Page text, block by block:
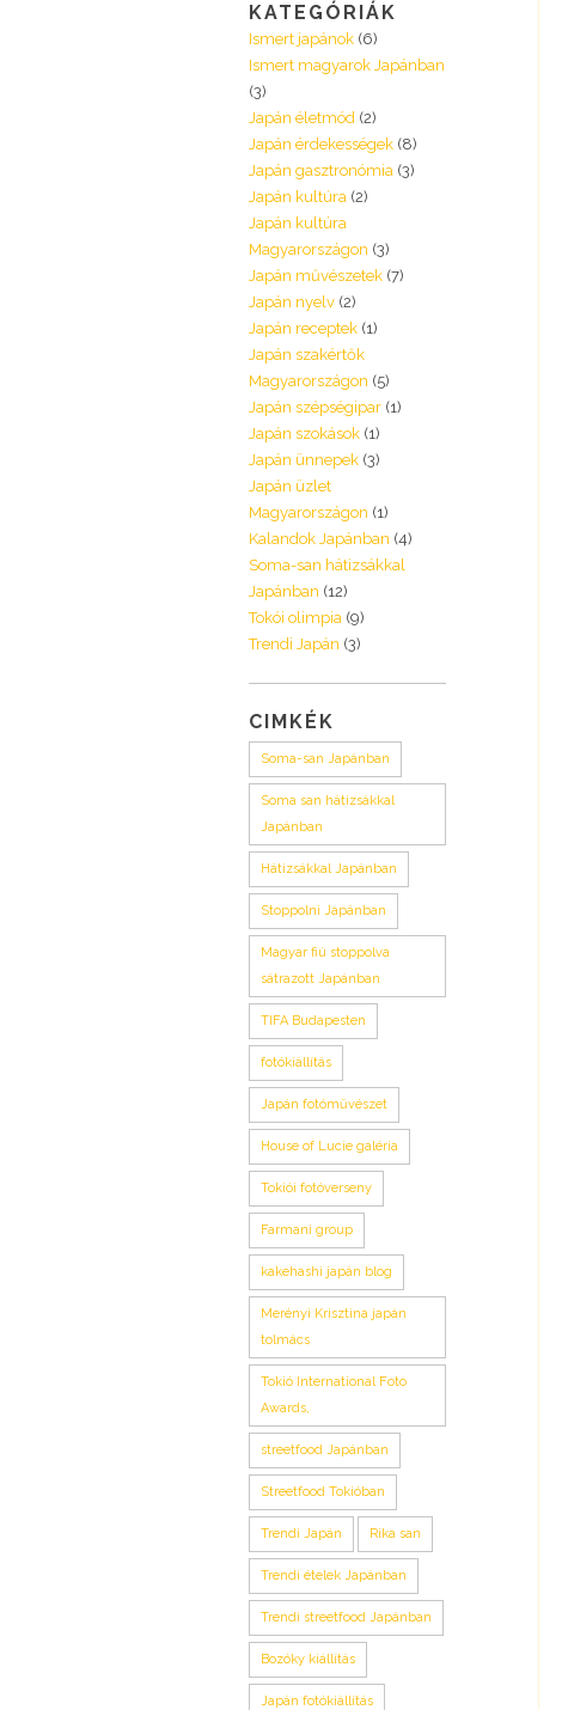
KATEGÓRIÁK
Ismert japánok (6)
Ismert magyarok Japánban
(3)
Japán életmód (2)
Japán érdekességek (8)
Japán gasztronómia (3)
Japán kultúra (2)
Japán kultúra
Magyarországon (3)
Japán művészetek (7)
Japán nyelv (2)
Japán receptek (1)
Japán szakértők
Magyarországon (5)
Japán szépségipar (1)
Japán szokások (1)
Japán ünnepek (3)
Japán üzlet
Magyarországon (1)
Kalandok Japánban (4)
Soma-san hátizsákkal
Japánban (12)
Tokói olimpia (9)
Trendi Japán (3)
CIMKÉK
Soma-san Japánban
Soma san hátizsákkal
Japánban
Hátizsákkal Japánban
Stoppolni Japánban
Magyar fiú stoppolva
sátrazott Japánban
TIFA Budapesten
fotókiállítás
Japán fotóművészet
House of Lucie galéria
Tokiói fotóverseny
Farmani group
kakehashi japán blog
Merényi Krisztina japán
tolmács
Tokió International Foto
Awards,
streetfood Japánban
Streetfood Tokióban
Trendi Japán Rika san
Trendi ételek Japánban
Trendi streetfood Japánban
Bozóky kiállítás
Japán fotókiállítás